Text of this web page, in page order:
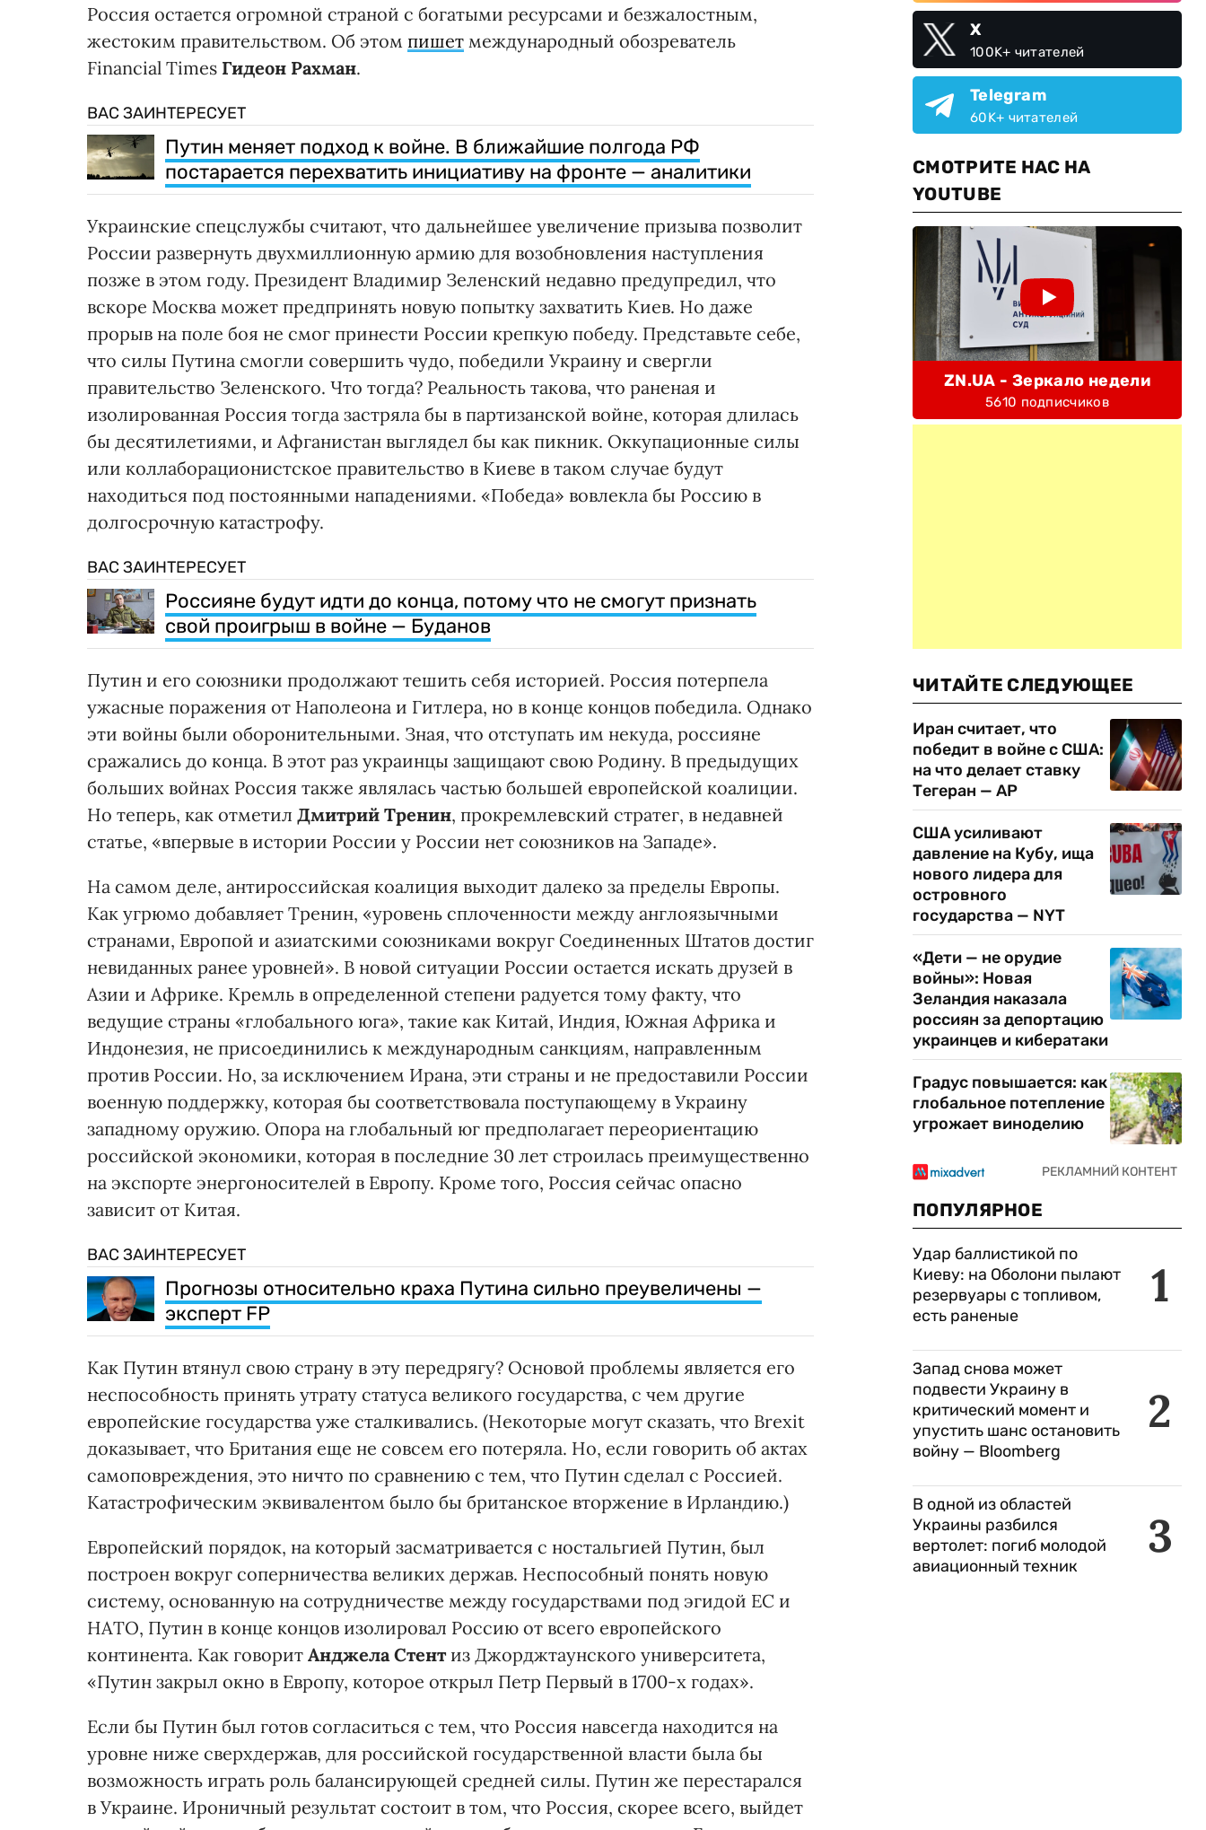
Россия остается огромной страной с богатыми ресурсами и безжалостным,
жестоким правительством. Об этом пишет международный обозреватель
Financial Times Гидеон Рахман.
ВАС ЗАИНТЕРЕСУЕТ
Путин меняет подход к войне. В ближайшие полгода РФ
постарается перехватить инициативу на фронте — аналитики
Украинские спецслужбы считают, что дальнейшее увеличение призыва позволит
России развернуть двухмиллионную армию для возобновления наступления
позже в этом году. Президент Владимир Зеленский недавно предупредил, что
вскоре Москва может предпринять новую попытку захватить Киев. Но даже
прорыв на поле боя не смог принести России крепкую победу. Представьте себе,
что силы Путина смогли совершить чудо, победили Украину и свергли
правительство Зеленского. Что тогда? Реальность такова, что раненая и
изолированная Россия тогда застряла бы в партизанской войне, которая длилась
бы десятилетиями, и Афганистан выглядел бы как пикник. Оккупационные силы
или коллаборационистское правительство в Киеве в таком случае будут
находиться под постоянными нападениями. «Победа» вовлекла бы Россию в
долгосрочную катастрофу.
ВАС ЗАИНТЕРЕСУЕТ
Россияне будут идти до конца, потому что не смогут признать
свой проигрыш в войне — Буданов
Путин и его союзники продолжают тешить себя историей. Россия потерпела
ужасные поражения от Наполеона и Гитлера, но в конце концов победила. Однако
эти войны были оборонительными. Зная, что отступать им некуда, россияне
сражались до конца. В этот раз украинцы защищают свою Родину. В предыдущих
больших войнах Россия также являлась частью большей европейской коалиции.
Но теперь, как отметил Дмитрий Тренин, прокремлевский стратег, в недавней
статье, «впервые в истории России у России нет союзников на Западе».
На самом деле, антироссийская коалиция выходит далеко за пределы Европы.
Как угрюмо добавляет Тренин, «уровень сплоченности между англоязычными
странами, Европой и азиатскими союзниками вокруг Соединенных Штатов достиг
невиданных ранее уровней». В новой ситуации России остается искать друзей в
Азии и Африке. Кремль в определенной степени радуется тому факту, что
ведущие страны «глобального юга», такие как Китай, Индия, Южная Африка и
Индонезия, не присоединились к международным санкциям, направленным
против России. Но, за исключением Ирана, эти страны и не предоставили России
военную поддержку, которая бы соответствовала поступающему в Украину
западному оружию. Опора на глобальный юг предполагает переориентацию
российской экономики, которая в последние 30 лет строилась преимущественно
на экспорте энергоносителей в Европу. Кроме того, Россия сейчас опасно
зависит от Китая.
ВАС ЗАИНТЕРЕСУЕТ
Прогнозы относительно краха Путина сильно преувеличены —
эксперт FP
Как Путин втянул свою страну в эту передрягу? Основой проблемы является его
неспособность принять утрату статуса великого государства, с чем другие
европейские государства уже сталкивались. (Некоторые могут сказать, что Brexit
доказывает, что Британия еще не совсем его потеряла. Но, если говорить об актах
самоповреждения, это ничто по сравнению с тем, что Путин сделал с Россией.
Катастрофическим эквивалентом было бы британское вторжение в Ирландию.)
Европейский порядок, на который засматривается с ностальгией Путин, был
построен вокруг соперничества великих держав. Неспособный понять новую
систему, основанную на сотрудничестве между государствами под эгидой ЕС и
НАТО, Путин в конце концов изолировал Россию от всего европейского
континента. Как говорит Анджела Стентиз Джорджтаунского университета,
«Путин закрыл окно в Европу, которое открыл Петр Первый в 1700-х годах».
Если бы Путин был готов согласиться с тем, что Россия навсегда находится на
уровне ниже сверхдержав, для российской государственной власти была бы
возможность играть роль балансирующей средней силы. Путин же перестарался
в Украине. Ироничный результат состоит в том, что Россия, скорее всего, выйдет
X
100K+ читателей
Telegram
60K+ читателей
СМОТРИТЕ НАС НА
YOUTUBE
ZN.UA - Зеркало недели
5610 подписчиков
ЧИТАЙТЕ СЛЕДУЮЩЕЕ
Иран считает, что
победит в войне с США:
на что делает ставку
Тегеран — AP
США усиливают
давление на Кубу, ища
нового лидера для
островного
государства — NYT
«Дети — не орудие
войны»: Новая
Зеландия наказала
россиян за депортацию
украинцев и кибератаки
Градус повышается: как
глобальное потепление
угрожает виноделию
ПОПУЛЯРНОЕ
1
Удар баллистикой по
Киеву: на Оболони пылают
резервуары с топливом,
есть раненые
2
Запад снова может
подвести Украину в
критический момент и
упустить шанс остановить
войну — Bloomberg
3
В одной из областей
Украины разбился
вертолет: погиб молодой
авиационный техник